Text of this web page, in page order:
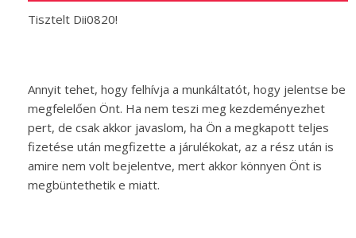
Tisztelt Dii0820!
Annyit tehet, hogy felhívja a munkáltatót, hogy jelentse be
megfelelően Önt. Ha nem teszi meg kezdeményezhet
pert, de csak akkor javaslom, ha Ön a megkapott teljes
fizetése után megfizette a járulékokat, az a rész után is
amire nem volt bejelentve, mert akkor könnyen Önt is
megbüntethetik e miatt.